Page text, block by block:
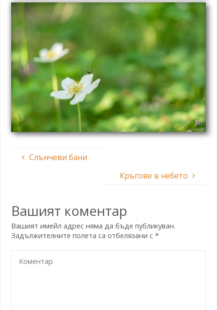
Слънчеви бани
Кръгове в небето
Вашият коментар
Вашият имейл адрес няма да бъде публикуван.
Задължителните полета са отбелязани с*